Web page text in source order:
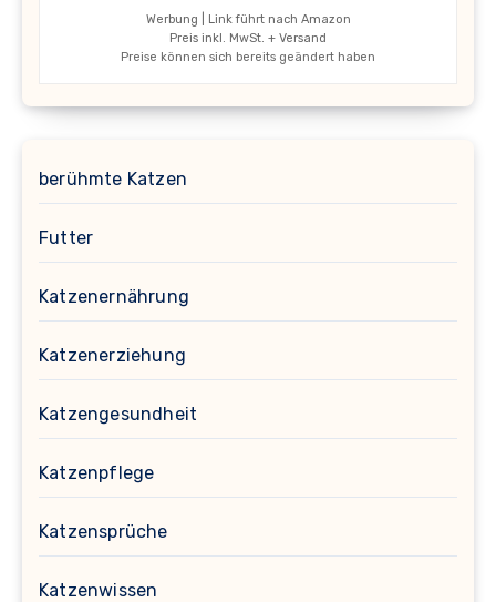
Werbung | Link führt nach Amazon
Preis inkl. MwSt. + Versand
Preise können sich bereits geändert haben
berühmte Katzen
Futter
Katzenernährung
Katzenerziehung
Katzengesundheit
Katzenpflege
Katzensprüche
Katzenwissen